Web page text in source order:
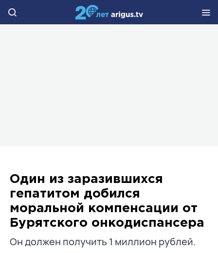
Один из заразившихся
гепатитом добился
моральной компенсации от
Бурятского онкодиспансера
Он должен получить 1 миллион рублей.